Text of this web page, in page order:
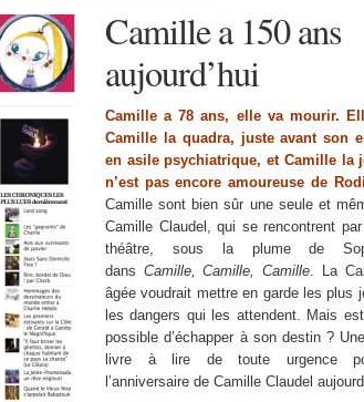
Camille a 150 ans
aujourd’hui
Camille a 78 ans, elle va mourir.
Camille la quadra, juste avant son
en asile psychiatrique, et Camille la
n’est pas encore amoureuse de
Camille sont bien sûr une seule et
Camille Claudel, qui se rencontrent
théâtre, sous la plume de
dans Camille, Camille, Camille. La
âgée voudrait mettre en garde les plus
les dangers qui les attendent. Mais
possible d’échapper à son destin ?
livre à lire de toute urgence
l’anniversaire de Camille Claudel